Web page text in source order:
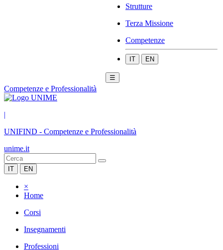
Strutture
Terza Missione
Competenze
IT EN
☰
Competenze e Professionalità
|
UNIFIND - Competenze e Professionalità
unime.it
IT EN
×
Home
Corsi
Insegnamenti
Professioni